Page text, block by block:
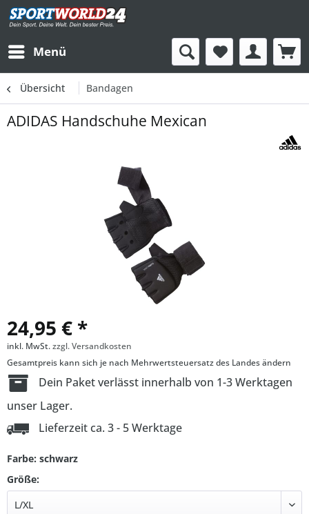
Menü
Übersicht Bandagen
ADIDAS Handschuhe Mexican
24,95 € *
inkl. MwSt.zzgl. Versandkosten
Gesamtpreis kann sich je nach Mehrwertsteuersatz des Landes ändern
Dein Paket verlässt innerhalb von 1-3 Werktagen
unser Lager.
Lieferzeit ca. 3 - 5 Werktage
Farbe: schwarz
Größe: